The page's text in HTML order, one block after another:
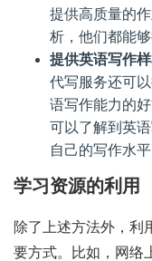
提供高质量的
析，他们都能
提供英语写作样
代写服务还可
语写作能力的
可以了解到英
自己的写作水平
学习资源的利用
除了上述方法外，利
要方式。比如，网络